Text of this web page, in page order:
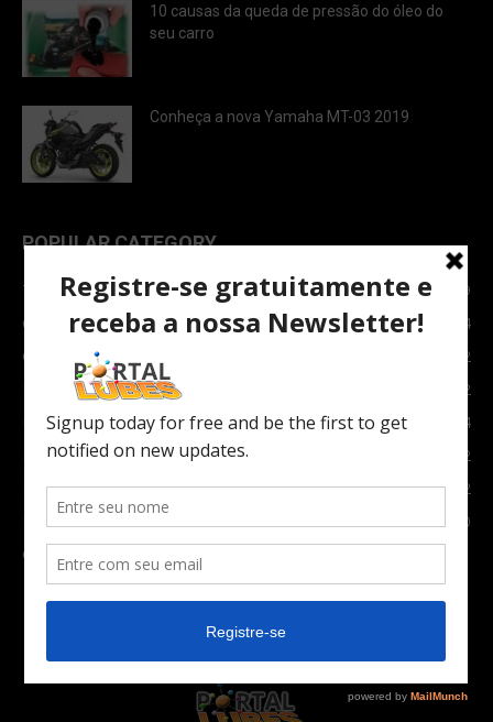
10 causas da queda de pressão do óleo do
seu carro
Conheça a nova Yamaha MT-03 2019
POPULAR CATEGORY
TOPNEWS
7089
Carro e Moto
3764
Carro
2082
Notícias
1852
Indústria
1024
Moto
972
Economia
672
Newsletter
630
Carros Verdes e Novas tecnologias automotivas